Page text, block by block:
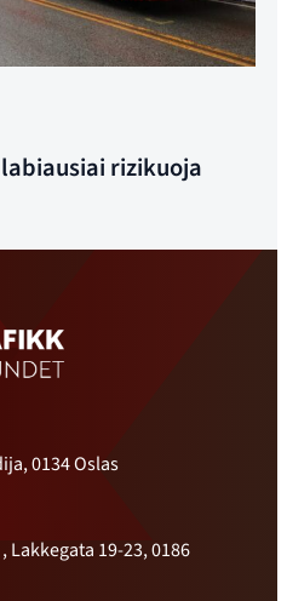
rizikuoja
0134 Oslas
19-23, 0186